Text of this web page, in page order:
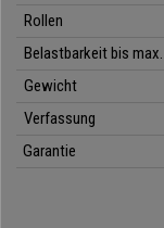
•Ergonomische
• Polsterungsdichte 35
• Verstellbare
•Stabiles und
Rollen
Belastbarkeit bis max.
Gewicht
Verfassung
Garantie